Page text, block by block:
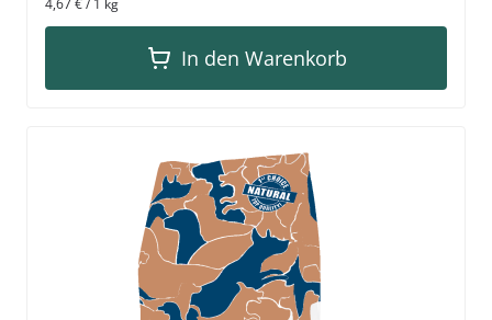
4,67 €/ 1 kg
In den Warenkorb